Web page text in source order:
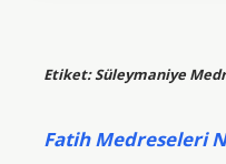
Etiket:Süleymaniye
Fatih Medreseleri